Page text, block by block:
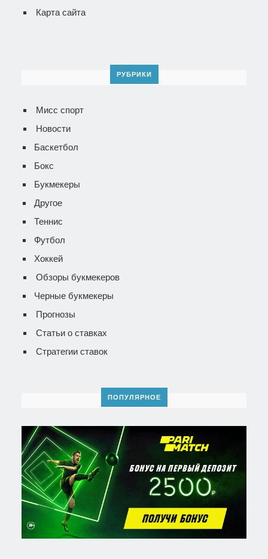
Карта сайта
РУБРИКИ
Мисс спорт
Новости
Баскетбол
Бокс
Букмекеры
Другое
Теннис
Футбол
Хоккей
Обзоры букмекеров
Черные букмекеры
Прогнозы
Статьи о ставках
Стратегии ставок
ПОПУЛЯРНОЕ